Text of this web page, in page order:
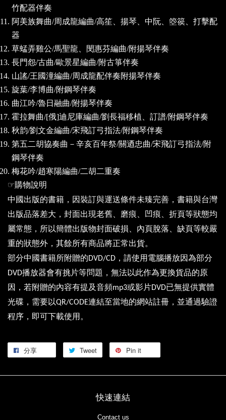
竹配器伴奏
阿美族舞曲/周成龍編曲/高笙、揚琴、中阮、箜篌、打擊配
器
草蜢弄雞公/馬聖龍、閔惠芬編曲/附揚琴伴奏
長門怨/古曲/歐景星編曲/附古箏伴奏
山謠/王國潼編曲/周成龍配伴奏附揚琴伴奏
旋葉/李博曲/附鋼琴伴奏
曲江吟/魯日融曲/附揚琴伴奏
霍拉舞曲/[俄]迪尼庫編曲/劉長福移植、訂譜/附鋼琴伴奏
秋韵/劉文金編曲/宋飛訂弓指法/附鋼琴伴奏
第五二胡協奏曲－辛亥百年祭/關迺忠曲/宋飛訂弓指法/附
鋼琴伴奏
梅花吟/趙寒陽編曲/二胡二重奏
☞購物說明
中國出版的書籍，因裝訂與運送條件未臻完善，書籍與台灣
出版品落差大，封面出現老舊、磨痕、凹痕、折頁等狀態均
屬常態，所以簡體出版物封面破損、內頁脫落、缺頁等較嚴
重的狀態外，其餘所有商品將正常出貨。
部分中國書籍所附贈的DVD/CD ，請使用電腦播放因為部分
DVD播放器會有挑片等問題，無法以此作為更換貨品的原
因，若附贈的內容有提及音頻mp3或影片DVD已無提供實體
光碟，需要以QR/CODE連結至當地的網站註冊，並通過驗證
程序，即可下載使用。
分享 Tweet Pin it
快速連結
Contact us